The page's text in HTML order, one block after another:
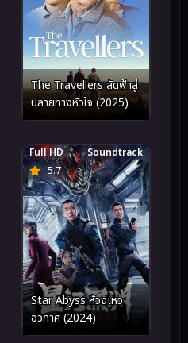
The Travellers ลัดฟ้าสู่
ปลายทางหัวใจ (2025)
5.7
Full HD Soundtrack
Star Abyss ห้วงเหว
อวกาศ (2024)